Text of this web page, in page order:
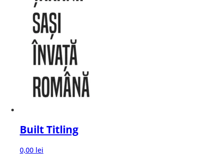
Built Titling
0,00 lei